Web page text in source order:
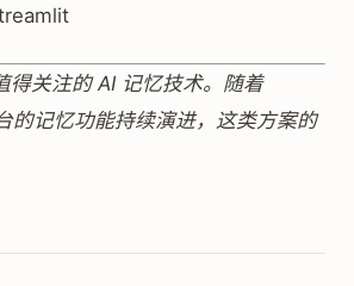
得关注的 AI 记忆技术。随着
的记忆功能持续演进，这类方案的